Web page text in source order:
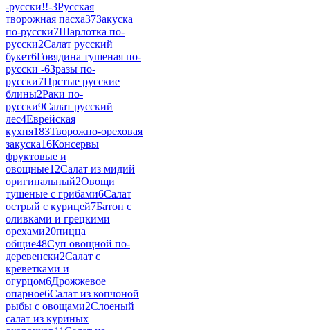
-русски!!-3Русская
творожная пасха37Закуска
по-русски7Шарлотка по-
русски2Салат русский
букет6Говядина тушеная по-
русски -6Зразы по-
русски7Прстые русские
блины2Раки по-
русски9Салат русский
лес4Еврейская
кухня183Творожно-ореховая
закуска16Консервы
фруктовые и
овощные12Салат из мидий
оригинальный2Овощи
тушеные с грибами6Салат
острый с курицей7Батон с
оливками и грецкими
орехами20пицца
общие48Суп овощной по-
деревенски2Салат с
креветками и
огурцом6Дрожжевое
опарное6Салат из копчоной
рыбы с овощами2Слоеный
салат из куриных